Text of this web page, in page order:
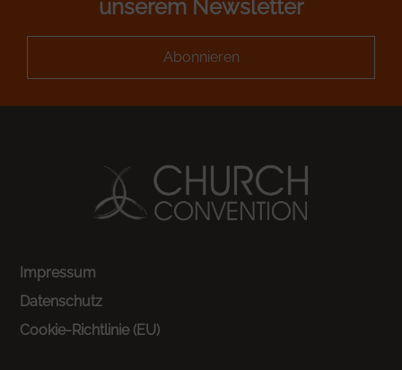
unserem Newsletter
Abonnieren
Impressum
Datenschutz
Cookie-Richtlinie (EU)